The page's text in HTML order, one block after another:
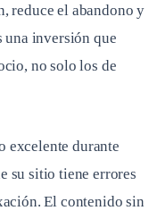
reduce el abandono y
una inversión que
no solo los de
excelente durante
su sitio tiene errores
El contenido sin